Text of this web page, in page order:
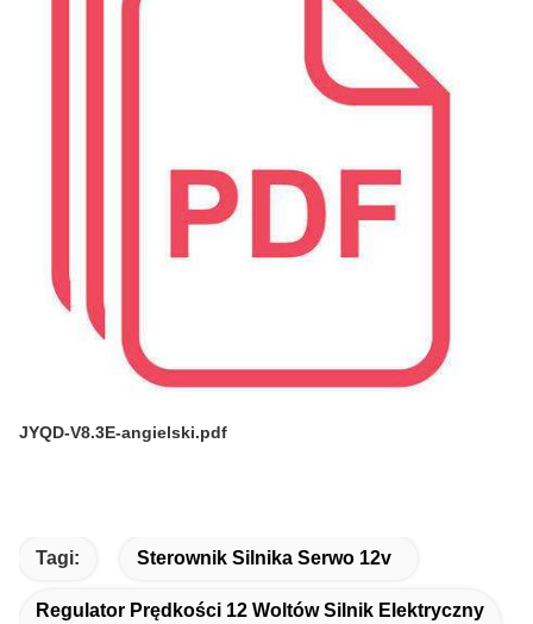
JYQD-V8.3E-angielski.pdf
Tagi: Sterownik Silnika Serwo 12v
Regulator Prędkości 12 Woltów Silnik Elektryczny